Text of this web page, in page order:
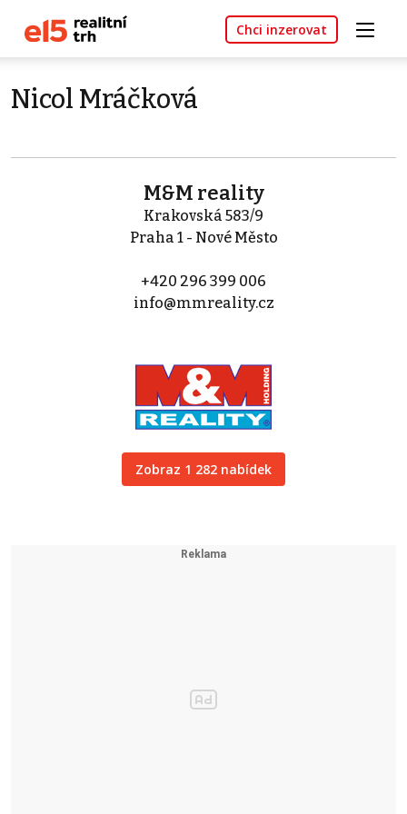
Chci inzerovat
Nicol Mráčková
M&M reality
Krakovská 583/9
Praha 1 - Nové Město
+420 296 399 006
info@mmreality.cz
Zobraz 1 282 nabídek